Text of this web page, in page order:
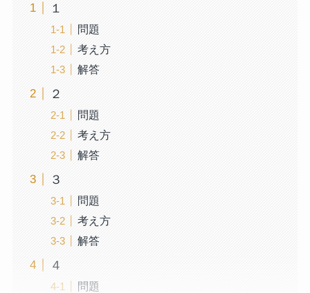
１
問題
考え方
解答
２
問題
考え方
解答
３
問題
考え方
解答
４
問題